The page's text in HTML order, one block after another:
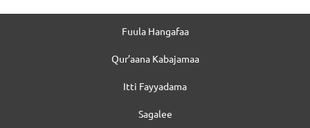
Fuula Hangafaa
Qur’aana Kabajamaa
Itti Fayyadama
Sagalee